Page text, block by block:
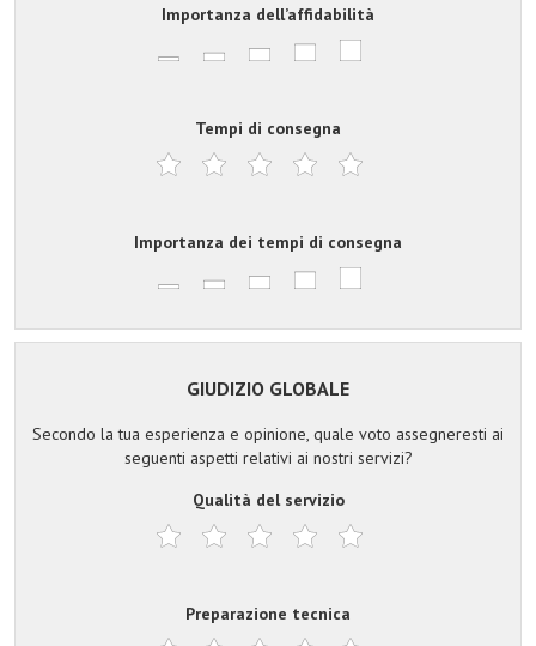
Importanza dell’affidabilità
Tempi di consegna
Importanza dei tempi di consegna
GIUDIZIO GLOBALE
Secondo la tua esperienza e opinione, quale voto assegneresti ai
seguenti aspetti relativi ai nostri servizi?
Qualità del servizio
Preparazione tecnica